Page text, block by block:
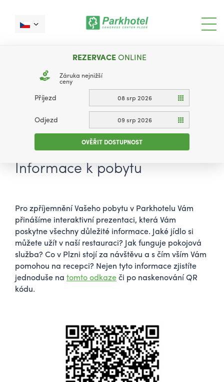
REZERVACEONLINE
Záruka nejnižší
ceny
Příjezd 08 srp 2026
Odjezd 09 srp 2026
OVĚŘIT DOSTUPNOST
Informace k pobytu
Pro zpříjemnění Vašeho pobytu v Parkhotelu Vám
přinášíme interaktivní prezentaci, která Vám
poskytne všechny důležité informace. Jaké jídlo si
můžete užít v naší restauraci? Jak funguje pokojová
služba? Co v Plzni stojí za návštěvu a s čím vším Vám
pomohou na recepci? Nejen tyto informace zjistíte
jednoduše na tomto odkazeči po naskenování QR
kódu.